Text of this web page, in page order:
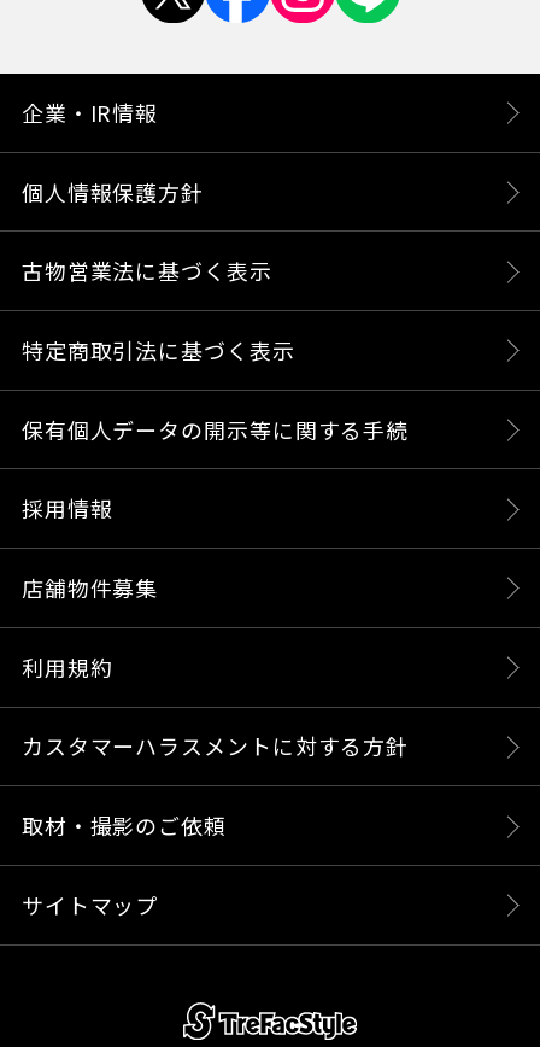
企業・IR情報
個人情報保護方針
古物営業法に基づく表示
特定商取引法に基づく表示
保有個人データの開示等に関する手続
採用情報
店舗物件募集
利用規約
カスタマーハラスメントに対する方針
取材・撮影のご依頼
サイトマップ